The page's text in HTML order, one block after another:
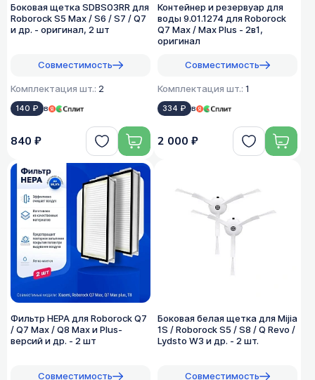
Боковая щетка SDBS03RR для
Roborock S5 Max / S6 / S7 / Q7
и др. - оригинал, 2 шт
Совместимость
Комплектация шт.: 2
140 ₽ в
840 ₽
Контейнер и резервуар для
воды 9.01.1274 для Roborock
Q7 Max / Max Plus - 2в1,
оригинал
Совместимость
Комплектация шт.: 1
334 ₽ в
2 000 ₽
Фильтр HEPA для Roborock Q7
/ Q7 Max / Q8 Max и Plus-
версий и др. - 2 шт
Совместимость
Боковая белая щетка для Mijia
1S / Roborock S5 / S8 / Q Revo /
Lydsto W3 и др. - 2 шт.
Совместимость